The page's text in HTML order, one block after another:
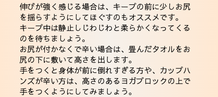
伸びが強く感じる場合は、キープの前に少しお尻
を揺らすようにしてほぐすのもオススメです。
キープ中は静止しじわじわと柔らかくなってくる
のを待ちましょう。
お尻が付かなくで辛い場合は、畳んだタオルをお
尻の下に敷いて高さを出します。
手をつくと身体が前に倒れすぎる方や、カップハ
ンズが辛い方は、高さのあるヨガブロックの上で
手をつくようにしてみましょう。